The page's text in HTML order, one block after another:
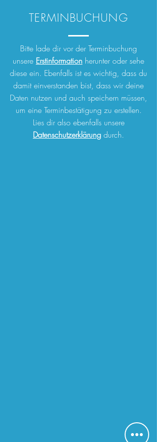
TERMINBUCHUNG
Bitte lade dir vor der Terminbuchung
unsere Erstinformation herunteroder sehe
diese ein. Ebenfalls ist es wichtig, dass du
damit einverstanden bist, dass wir deine
Daten nutzen und auch speichern müssen,
um eine Terminbestätigung zu erstellen.
Lies dir also ebenfalls unsere
Datenschutzerklärung durch.